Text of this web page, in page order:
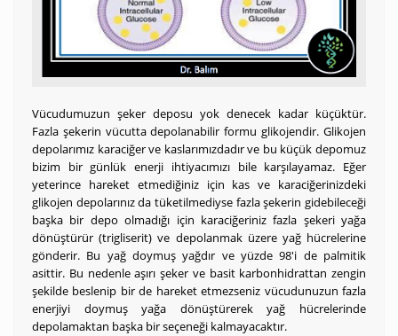
Vücudumuzun şeker deposu yok denecek kadar küçüktür.
Fazla şekerin vücutta depolanabilir formu glikojendir. Glikojen
depolarımız karaciğer ve kaslarımızdadır ve bu küçük depomuz
bizim bir günlük enerji ihtiyacımızı bile karşılayamaz. Eğer
yeterince hareket etmediğiniz için kas ve karaciğerinizdeki
glikojen depolarınız da tüketilmediyse fazla şekerin gidebileceği
başka bir depo olmadığı için karaciğeriniz fazla şekeri yağa
dönüştürür (trigliserit) ve depolanmak üzere yağ hücrelerine
gönderir. Bu yağ doymuş yağdır ve yüzde 98'i de palmitik
asittir. Bu nedenle aşırı şeker ve basit karbonhidrattan zengin
şekilde beslenip bir de hareket etmezseniz vücudunuzun fazla
enerjiyi doymuş yağa dönüştürerek yağ hücrelerinde
depolamaktan başka bir seçeneği kalmayacaktır.